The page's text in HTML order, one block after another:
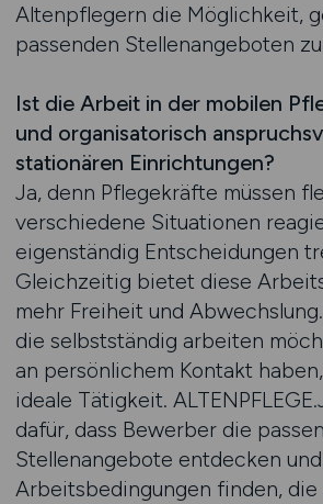
Altenpflegern die Möglichkeit,
passenden Stellenangeboten
Ist die Arbeit in der mobilen
und organisatorisch
stationären Einrichtungen?
Ja, denn Pflegekräfte müssen
verschiedene Situationen
eigenständig Entscheidungen
Gleichzeitig bietet diese
mehr Freiheit und
die selbstständig arbeiten
an persönlichem Kontakt
ideale Tätigkeit.
dafür, dass Bewerber die
Stellenangebote entdecken
Arbeitsbedingungen finden, die